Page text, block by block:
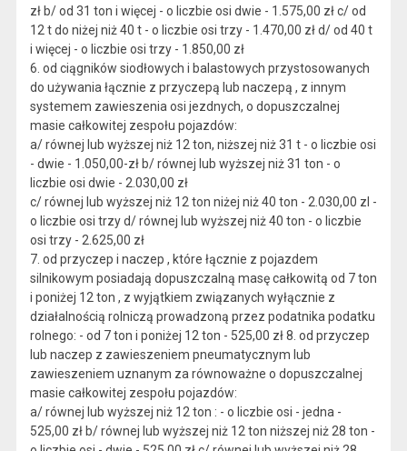
zł b/ od 31 ton i więcej - o liczbie osi dwie - 1.575,00 zł c/ od
12 t do niżej niż 40 t - o liczbie osi trzy - 1.470,00 zł d/ od 40 t
i więcej - o liczbie osi trzy - 1.850,00 zł
6. od ciągników siodłowych i balastowych przystosowanych
do używania łącznie z przyczepą lub naczepą , z innym
systemem zawieszenia osi jezdnych, o dopuszczalnej
masie całkowitej zespołu pojazdów:
a/ równej lub wyższej niż 12 ton, niższej niż 31 t - o liczbie osi
- dwie - 1.050,00-zł b/ równej lub wyższej niż 31 ton - o
liczbie osi dwie - 2.030,00 zł
c/ równej lub wyższej niż 12 ton niżej niż 40 ton - 2.030,00 zl -
o liczbie osi trzy d/ równej lub wyższej niż 40 ton - o liczbie
osi trzy - 2.625,00 zł
7. od przyczep i naczep , które łącznie z pojazdem
silnikowym posiadają dopuszczalną masę całkowitą od 7 ton
i poniżej 12 ton , z wyjątkiem związanych wyłącznie z
działalnością rolniczą prowadzoną przez podatnika podatku
rolnego: - od 7 ton i poniżej 12 ton - 525,00 zł 8. od przyczep
lub naczep z zawieszeniem pneumatycznym lub
zawieszeniem uznanym za równoważne o dopuszczalnej
masie całkowitej zespołu pojazdów:
a/ równej lub wyższej niż 12 ton : - o liczbie osi - jedna -
525,00 zł b/ równej lub wyższej niż 12 ton niższej niż 28 ton -